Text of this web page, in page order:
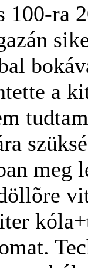
100-ra
a
meg